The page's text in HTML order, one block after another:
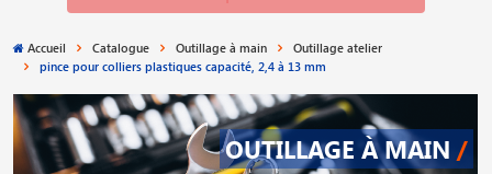
Accueil Catalogue Outillage à main
Outillage atelier
pince pour colliers plastiques capacité, 2,4 à 13 mm
OUTILLAGE À MAIN /